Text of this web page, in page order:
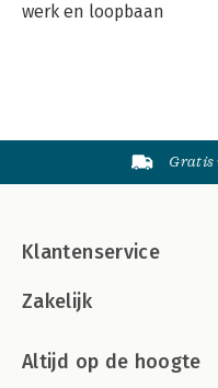
werk en loopbaan
Gratis
Klantenservice
Zakelijk
Altijd op de hoogte